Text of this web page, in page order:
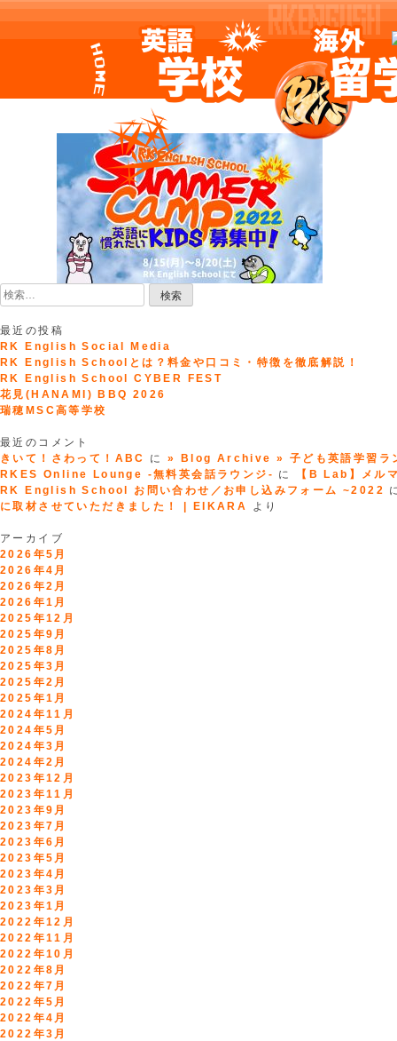
検
索:
最近の投稿
RK English Social Media
RK English Schoolとは？料金や口コミ・特徴を徹底解説！
RK English School CYBER FEST
花見(HANAMI) BBQ 2026
瑞穂MSC高等学校
最近のコメント
きいて！さわって！ABC
に» Blog Archive » 子ども英語学習ラ
RKES Online Lounge -無料英会話ラウンジ- に
【B Lab】メ
RK English School お問い合わせ／お申し込みフォーム ~2022
に取材させていただきました！ | EIKARA
より
アーカイブ
2026年5月
2026年4月
2026年2月
2026年1月
2025年12月
2025年9月
2025年8月
2025年3月
2025年2月
2025年1月
2024年11月
2024年5月
2024年3月
2024年2月
2023年12月
2023年11月
2023年9月
2023年7月
2023年6月
2023年5月
2023年4月
2023年3月
2023年1月
2022年12月
2022年11月
2022年10月
2022年8月
2022年7月
2022年5月
2022年4月
2022年3月